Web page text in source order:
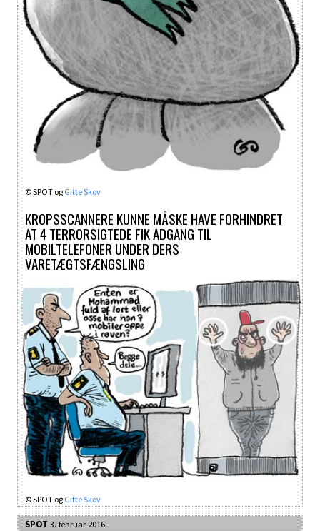
© SPOT og Gitte Skov
KROPSSCANNERE KUNNE MÅSKE HAVE FORHINDRET
AT 4 TERRORSIGTEDE FIK ADGANG TIL
MOBILTELEFONER UNDER DERS
VARETÆGTSFÆNGSLING
© SPOT og Gitte Skov
SPOT 3. februar 2016